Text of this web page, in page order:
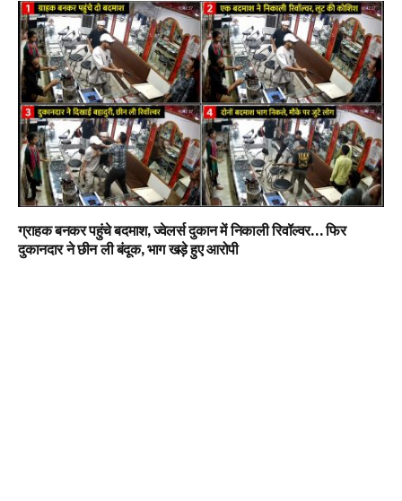
ग्राहक बनकर पहुंचे बदमाश, ज्वेलर्स दुकान में निकाली रिवॉल्वर… फिर
दुकानदार ने छीन ली बंदूक, भाग खड़े हुए आरोपी